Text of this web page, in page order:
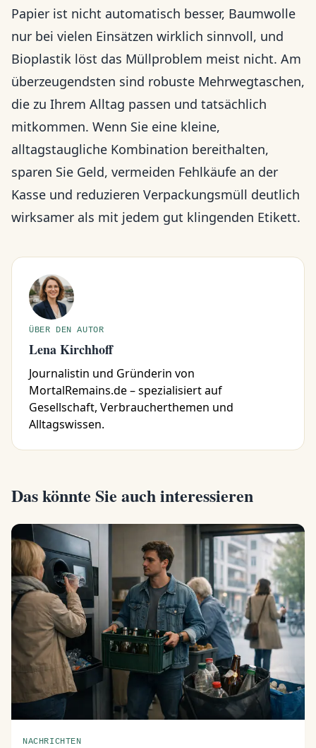
Papier ist nicht automatisch besser, Baumwolle
nur bei vielen Einsätzen wirklich sinnvoll, und
Bioplastik löst das Müllproblem meist nicht. Am
überzeugendsten sind robuste Mehrwegtaschen,
die zu Ihrem Alltag passen und tatsächlich
mitkommen. Wenn Sie eine kleine,
alltagstaugliche Kombination bereithalten,
sparen Sie Geld, vermeiden Fehlkäufe an der
Kasse und reduzieren Verpackungsmüll deutlich
wirksamer als mit jedem gut klingenden Etikett.
ÜBER DEN AUTOR
Lena Kirchhoff
Journalistin und Gründerin von
MortalRemains.de – spezialisiert auf
Gesellschaft, Verbraucherthemen und
Alltagswissen.
Das könnte Sie auch interessieren
NACHRICHTEN